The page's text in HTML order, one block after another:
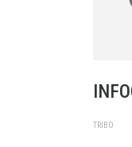
TRIBO